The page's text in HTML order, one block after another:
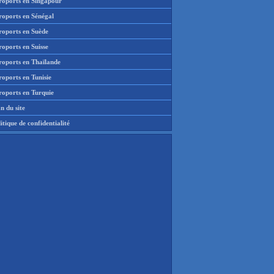
en Sénégal
en Suède
en Suisse
en Thaïlande
en Tunisie
en Turquie
du site
de confidentialité